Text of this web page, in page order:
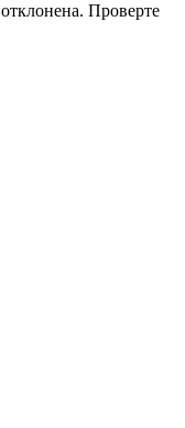
Проверте